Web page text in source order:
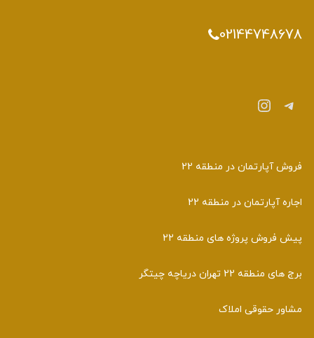
02144748678
تلگراماینستاگرم
فروش آپارتمان در منطقه 22
اجاره آپارتمان در منطقه 22
پیش فروش پروژه های منطقه 22
برج های منطقه 22 تهران دریاچه چیتگر
مشاور حقوقی املاک